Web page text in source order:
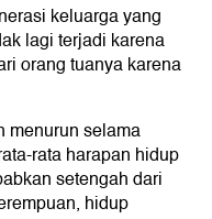
keluarga yang
lagi terjadi karena
orang tuanya karena
menurun selama
rata harapan hidup
setengah dari
hidup